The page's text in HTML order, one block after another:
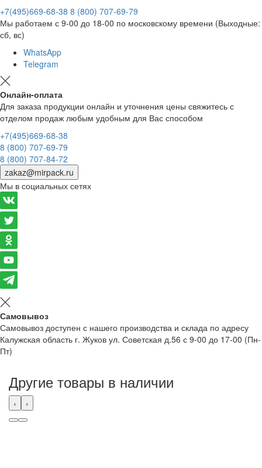
+7(495)669-68-38 8 (800) 707-69-79
Мы работаем с 9-00 до 18-00 по московскому времени (Выходные:
сб, вс)
WhatsApp
Telegram
Онлайн-оплата
Для заказа продукции онлайн и уточнения цены свяжитесь с
отделом продаж любым удобным для Вас способом
+7(495)669-68-38
8 (800) 707-69-79
8 (800) 707-84-72
zakaz@mirpack.ru
Мы в социальных сетях
Самовывоз
Самовывоз доступен с нашего производства и склада по адресу
Калужская область г. Жуков ул. Советская д.56 с 9-00 до 17-00 (Пн-
Пт)
Другие товары в наличии
‹ ›